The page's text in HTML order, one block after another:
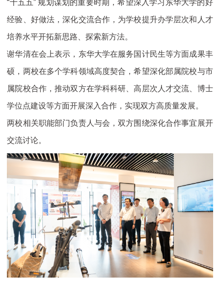
“十五五” 规划谋划的重要时期，希望深入学习东华大学的好
经验、好做法，深化交流合作，为学校提升办学层次和人才
培养水平开拓新思路、探索新方法。
谢华清在会上表示，东华大学在服务国计民生等方面成果丰
硕，两校在多个学科领域高度契合，希望深化部属院校与市
属院校合作，推动双方在学科科研、高层次人才交流、博士
学位点建设等方面开展深入合作，实现双方高质量发展。
两校相关职能部门负责人与会，双方围绕深化合作事宜展开
交流讨论。